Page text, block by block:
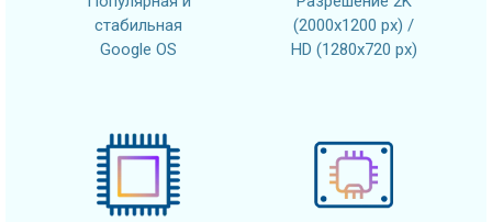
стабильная
Google OS
(2000x1200 px) /
HD (1280x720 px)